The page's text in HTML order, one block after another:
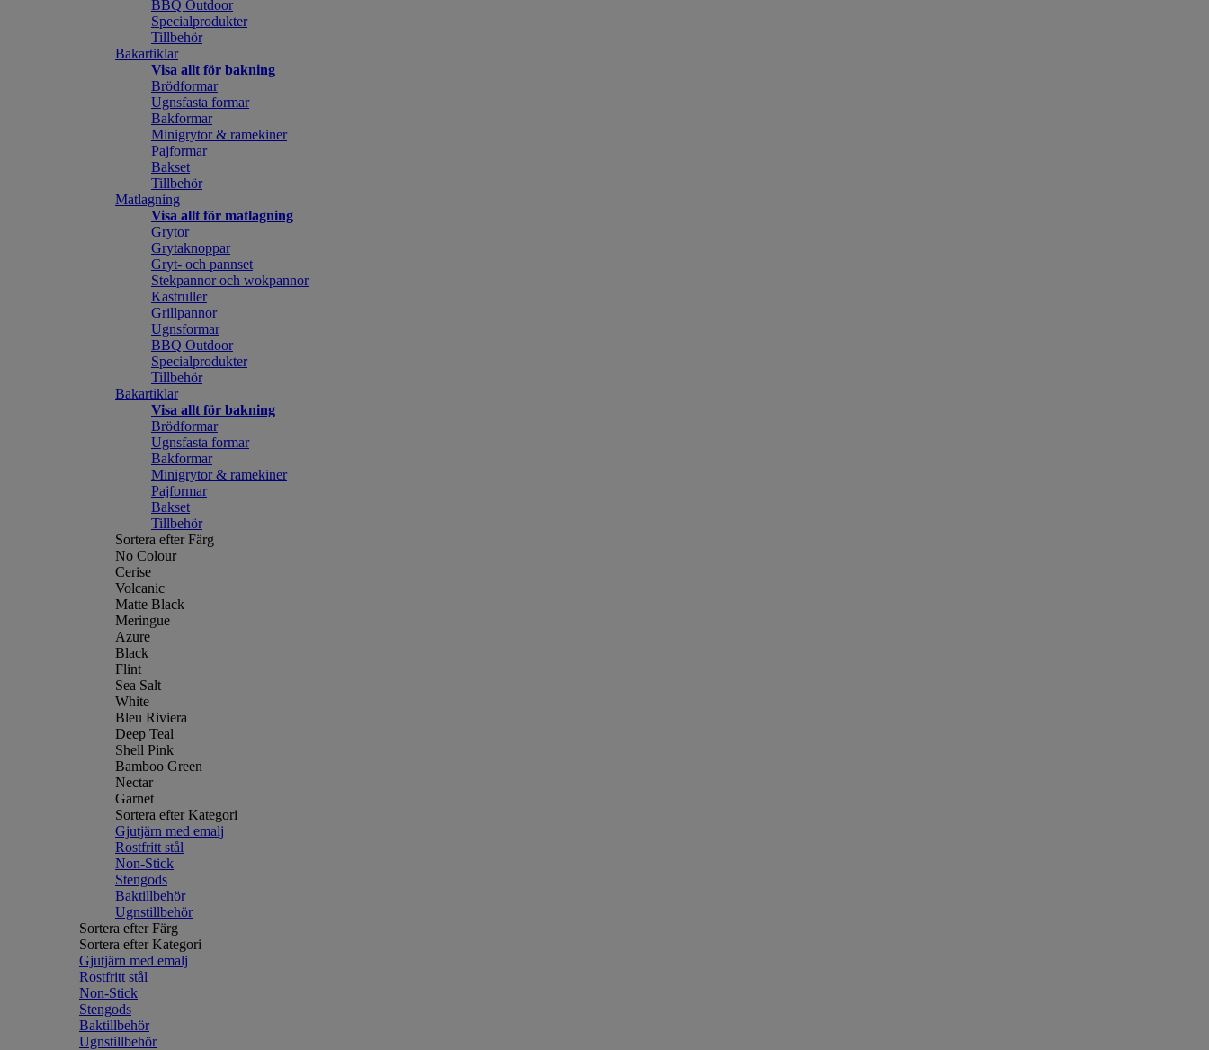
BBQ Outdoor
Specialprodukter
Tillbehör
Bakartiklar
Visa allt för bakning
Brödformar
Ugnsfasta formar
Bakformar
Minigrytor & ramekiner
Pajformar
Bakset
Tillbehör
Matlagning
Visa allt för matlagning
Grytor
Grytaknoppar
Gryt- och pannset
Stekpannor och wokpannor
Kastruller
Grillpannor
Ugnsformar
BBQ Outdoor
Specialprodukter
Tillbehör
Bakartiklar
Visa allt för bakning
Brödformar
Ugnsfasta formar
Bakformar
Minigrytor & ramekiner
Pajformar
Bakset
Tillbehör
Sortera efter Färg
No Colour
Cerise
Volcanic
Matte Black
Meringue
Azure
Black
Flint
Sea Salt
White
Bleu Riviera
Deep Teal
Shell Pink
Bamboo Green
Nectar
Garnet
Sortera efter Kategori
Gjutjärn med emalj
Rostfritt stål
Non-Stick
Stengods
Baktillbehör
Ugnstillbehör
Sortera efter Färg
Sortera efter Kategori
Gjutjärn med emalj
Rostfritt stål
Non-Stick
Stengods
Baktillbehör
Ugnstillbehör